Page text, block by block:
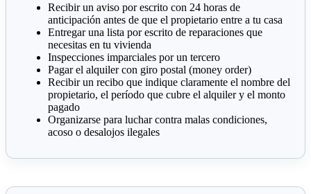
Recibir un aviso por escrito con 24 horas de
anticipación antes de que el propietario entre a tu casa
Entregar una lista por escrito de reparaciones que
necesitas en tu vivienda
Inspecciones imparciales por un tercero
Pagar el alquiler con giro postal (money order)
Recibir un recibo que indique claramente el nombre del
propietario, el período que cubre el alquiler y el monto
pagado
Organizarse para luchar contra malas condiciones,
acoso o desalojos ilegales